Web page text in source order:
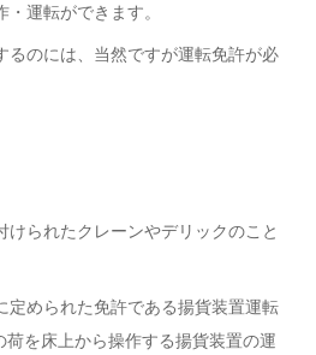
・運転ができます。
るのには、当然ですが運転免許が必
けられたクレーンやデリックのこと
定められた免許である揚貨装置運転
を床上から操作する揚貨装置の運